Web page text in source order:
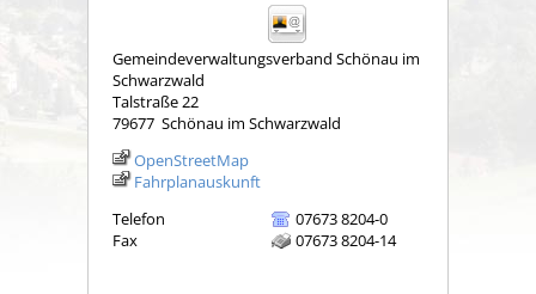
Gemeindeverwaltungsverband Schönau im
Schwarzwald
Talstraße 22
79677 Schönau im Schwarzwald
OpenStreetMap
Fahrplanauskunft
Telefon
07673 8204-0
Fax
07673 8204-14